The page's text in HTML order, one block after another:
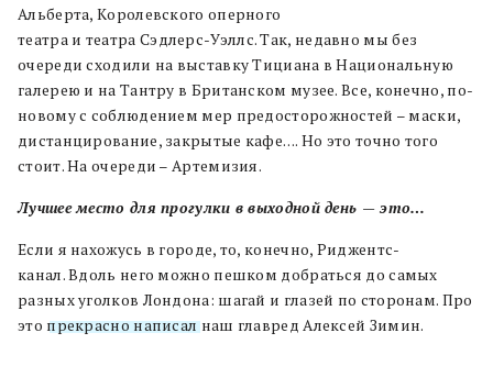
Альберта,Королевского оперного
театра и театра Сэдлерс-Уэллс.Так, недавно мы без
очереди сходили на выставку Тициана в Национальную
галерею и на Тантру в Британском музее. Все, конечно, по-
новому с соблюдением мер предосторожностей – маски,
дистанцирование, закрытые кафе…. Но это точно того
стоит. На очереди – Артемизия.
Лучшее место для прогулки в выходной день —это…
Если я нахожусь в городе, то, конечно, Риджентс-
канал.Вдоль него можно пешком добраться до самых
разных уголков Лондона: шагай и глазей по сторонам. Про
это прекрасно написал наш главред Алексей Зимин.